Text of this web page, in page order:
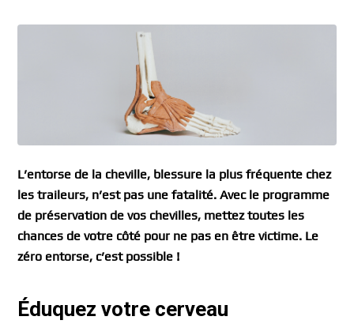
L’entorse de la cheville, blessure la plus fréquente chez
les traileurs, n’est pas une fatalité. Avec le programme
de préservation de vos chevilles, mettez toutes les
chances de votre côté pour ne pas en être victime. Le
zéro entorse, c’est possible !
Éduquez votre cerveau